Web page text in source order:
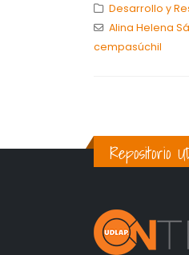
Desarrollo y
Alina Helena
cempasúchil
Repositorio